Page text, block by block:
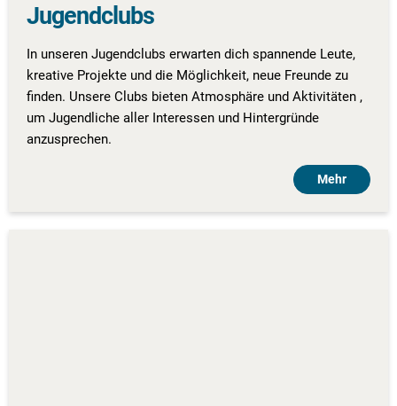
Jugendclubs
In unseren Jugendclubs erwarten dich spannende Leute,
kreative Projekte und die Möglichkeit, neue Freunde zu
finden. Unsere Clubs bieten Atmosphäre und Aktivitäten ,
um Jugendliche aller Interessen und Hintergründe
anzusprechen.
Mehr